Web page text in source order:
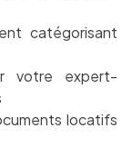
catégorisant
votre expert-
locatifs